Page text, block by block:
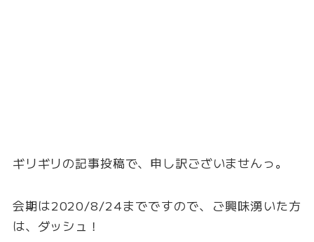
ギリギリの記事投稿で、申し訳ございませんっ。
会期は2020/8/24までですので、ご興味湧いた方
は、ダッシュ！